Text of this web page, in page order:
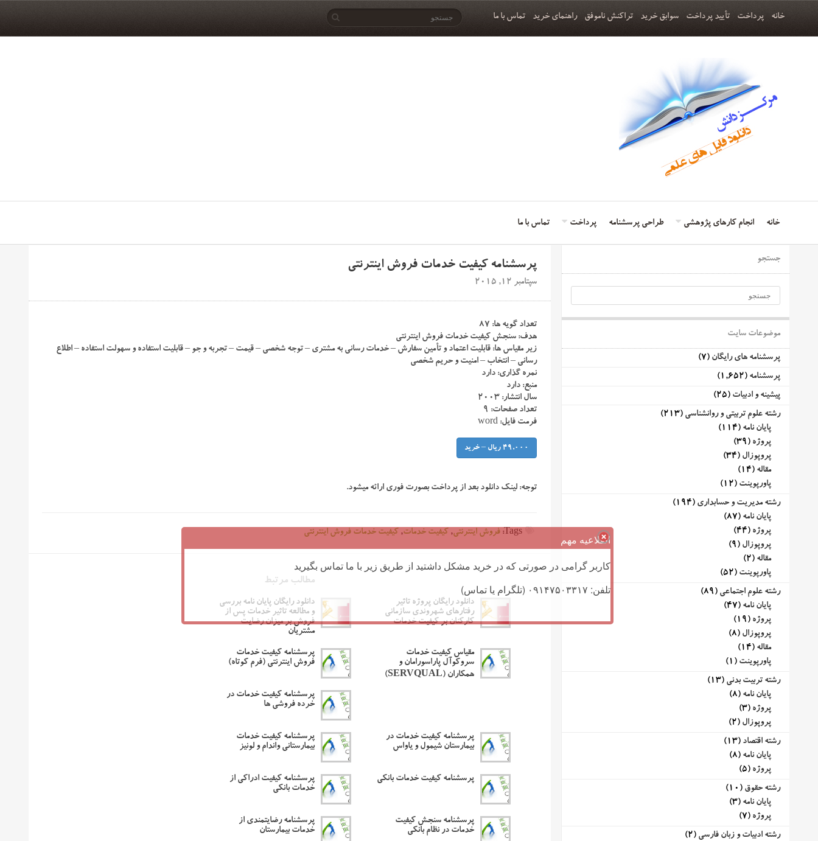
خانه پرداخت تأیید پرداخت سوابق خرید تراکنش ناموفق راهنمای خرید تماس با ما
خانه انجام کارهای پژوهشی طراحی پرسشنامه پرداخت تماس با ما
پرسشنامه کیفیت خدمات فروش اینترنتی
سپتامبر 12, 2015
تعداد گویه ها: ۸۷
هدف: سنجش کیفیت خدمات فروش اینترنتی
زیر مقیاس ها: قابلیت اعتماد و تأمین سفارش – خدمات رسانی به مشتری – توجه شخصی – قیمت – تجربه و جو – قابلیت استفاده و سهولت استفاده – اطلاع
رسانی – انتخاب – امنیت و حریم شخصی
نمره گذاری: دارد
منبع: دارد
سال انتشار: ۲۰۰۳
تعداد صفحات: ۹
فرمت فایل: word
49,000 ریال – خرید
توجه: لینک دانلود بعد از پرداخت بصورت فوری ارائه میشود.
فروش اینترنتی, کیفیت خدمات, کیفیت خدمات فروش اینترنتی
مطالب مرتبط
دانلود رایگان پروژه تاثیر
رفتارهای شهروندی سازمانی
کارکنان بر کیفیت خدمات
دانلود رایگان پایان نامه بررسی
و مطالعه تاثیر خدمات پس از
فروش بر میزان رضایت
مشتریان
مقیاس کیفیت خدمات
سروکوآل پاراسورامان و
همکاران (SERVQUAL)
پرسشنامه کیفیت خدمات
فروش اینترنتی (فرم کوتاه)
پرسشنامه کیفیت خدمات در
خرده فروشی ها
پرسشنامه کیفیت خدمات در
بیمارستان شیمول و یاواس
پرسشنامه کیفیت خدمات
بیمارستانی واندام و لونیز
پرسشنامه کیفیت خدمات بانکی
پرسشنامه کیفیت ادراکی از
خدمات بانکی
پرسشنامه سنجش کیفیت
خدمات در نظام بانکی
پرسشنامه رضایتمندی از
خدمات بیمارستان
جستجو
موضوعات سایت
پرسشنامه های رایگان (7)
پرسشنامه (1,652)
پیشینه و ادبیات (25)
رشته علوم تربیتی و روانشناسی (213)
پایان نامه (114)
پروژه (39)
پروپوزال (34)
مقاله (14)
پاورپوینت (12)
رشته مدیریت و حسابداری (194)
پایان نامه (87)
پروژه (44)
پروپوزال (9)
مقاله (2)
پاورپوینت (52)
رشته علوم اجتماعی (89)
پایان نامه (47)
پروژه (19)
پروپوزال (8)
مقاله (14)
پاورپوینت (1)
رشته تربیت بدنی (13)
پایان نامه (8)
پروژه (3)
پروپوزال (2)
رشته اقتصاد (13)
پایان نامه (8)
پروژه (5)
رشته حقوق (10)
پایان نامه (3)
پروژه (7)
رشته ادبیات و زبان فارسی (2)
اطلاعیه مهم
کاربر گرامی در صورتی که در خرید مشکل داشتید از طریق زیر با ما تماس بگیرید
تلفن: ۰۹۱۴۷۵۰۳۳۱۷ (تلگرام یا تماس)